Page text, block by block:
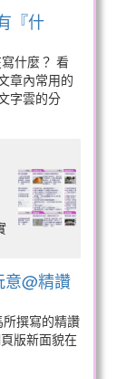
『什
什麼？ 看
章內常用的
字雲的分
@精讚
撰寫的精讚
版新面貌在